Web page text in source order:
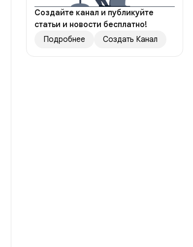
Создайте канал и публикуйте
статьи и новости бесплатно!
Подробнее
Создать Канал